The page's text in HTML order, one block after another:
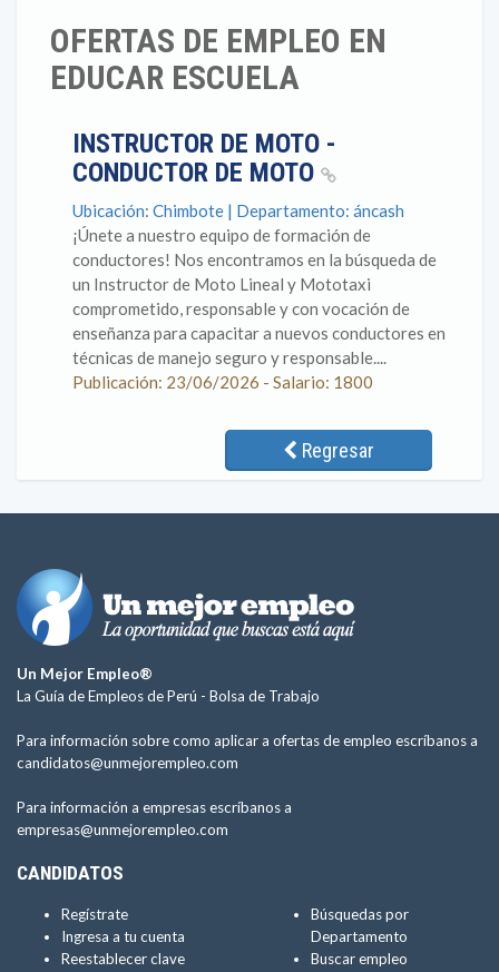
OFERTAS DE EMPLEO EN
EDUCAR ESCUELA
INSTRUCTOR DE MOTO -
CONDUCTOR DE MOTO
Ubicación: Chimbote | Departamento: áncash
¡Únete a nuestro equipo de formación de
conductores! Nos encontramos en la búsqueda de
un Instructor de Moto Lineal y Mototaxi
comprometido, responsable y con vocación de
enseñanza para capacitar a nuevos conductores en
técnicas de manejo seguro y responsable....
Publicación: 23/06/2026 - Salario: 1800
Regresar
Un Mejor Empleo®
La Guía de Empleos de Perú - Bolsa de Trabajo
Para información sobre como aplicar a ofertas de empleo escríbanos a
candidatos@unmejorempleo.com
Para información a empresas escríbanos a
empresas@unmejorempleo.com
CANDIDATOS
Regístrate
Ingresa a tu cuenta
Reestablecer clave
Búsquedas por
Departamento
Buscar empleo